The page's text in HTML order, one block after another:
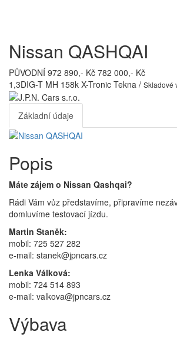
Nissan QASHQAI
PŮVODNÍ 972 890,- Kč 782 000,- Kč
1,3DIG-T MH 158k X-Tronic Tekna / Skladové
Základní údaje
Popis
Máte zájem o Nissan Qashqai?
Rádi Vám vůz představíme, připravíme
domluvíme testovací jízdu.
Martin Staněk:
mobil: 725 527 282
e-mail: stanek@jpncars.cz
Lenka Válková:
mobil: 724 514 893
e-mail: valkova@jpncars.cz
Výbava